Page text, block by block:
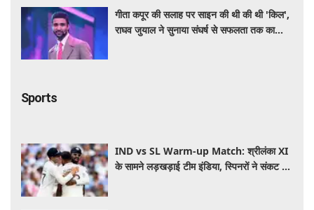
गीता कपूर की सलाह पर साइन की थी की थी 'किल',
राघव जुयाल ने सुनाया संघर्ष से सफलता तक का
Sports
IND vs SL Warm-up Match: श्रीलंका XI
के सामने लड़खड़ाई टीम इंडिया, स्पिनरों ने संकट में